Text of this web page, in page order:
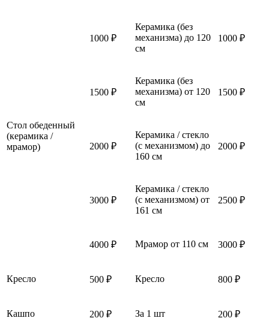
Стол обеденный
(керамика /
мрамор)
1000 ₽
Керамика (без
механизма) до 120
см
1000 ₽
1500 ₽
Керамика (без
механизма) от 120
см
1500 ₽
2000 ₽
Керамика / стекло
(с механизмом) до
160 см
2000 ₽
3000 ₽
Керамика / стекло
(с механизмом) от
161 см
2500 ₽
4000 ₽ Мрамор от 110 см 3000 ₽
Кресло 500 ₽ Кресло 800 ₽
Кашпо 200 ₽ За 1 шт 200 ₽